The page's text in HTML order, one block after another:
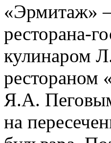
«Эрмитаж» –
ресторана-
кулинаром
рестораном
Я.А.
на